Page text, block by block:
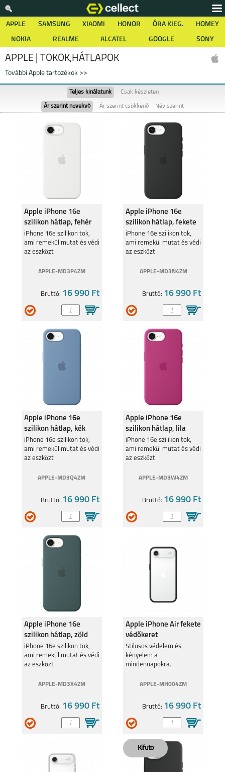
APPLE SAMSUNG XIAOMI HONOR ÓRA KIEG.
HOMEY
NOKIA
REALME ALCATEL GOOGLE SONY
APPLE | TOKOK,HÁTLAPOK
További Apple tartozékok >>
Teljes kínálatunk Csak készleten
Ár szerint növekvő Ár szerint csökkenő Név szerint
Apple iPhone 16e
szilikon hátlap, fehér
iPhone 16e szilikon tok,
ami remekül mutat és védi
az eszközt
APPLE-MD3P4ZM
Bruttó: 16 990 Ft
Apple iPhone 16e
szilikon hátlap, fekete
iPhone 16e szilikon tok,
ami remekül mutat és védi
az eszközt
APPLE-MD3N4ZM
Bruttó: 16 990 Ft
Apple iPhone 16e
szilikon hátlap, kék
iPhone 16e szilikon tok,
ami remekül mutat és védi
az eszközt
APPLE-MD3Q4ZM
Bruttó: 16 990 Ft
Apple iPhone 16e
szilikon hátlap, lila
iPhone 16e szilikon tok,
ami remekül mutat és védi
az eszközt
APPLE-MD3W4ZM
Bruttó: 16 990 Ft
Apple iPhone 16e
szilikon hátlap, zöld
iPhone 16e szilikon tok,
ami remekül mutat és védi
az eszközt
APPLE-MD3X4ZM
Bruttó: 16 990 Ft
Apple iPhone Air fekete
védőkeret
Stílusos védelem és
kényelem a
mindennapokra.
APPLE-MH004ZM
Bruttó: 16 990 Ft